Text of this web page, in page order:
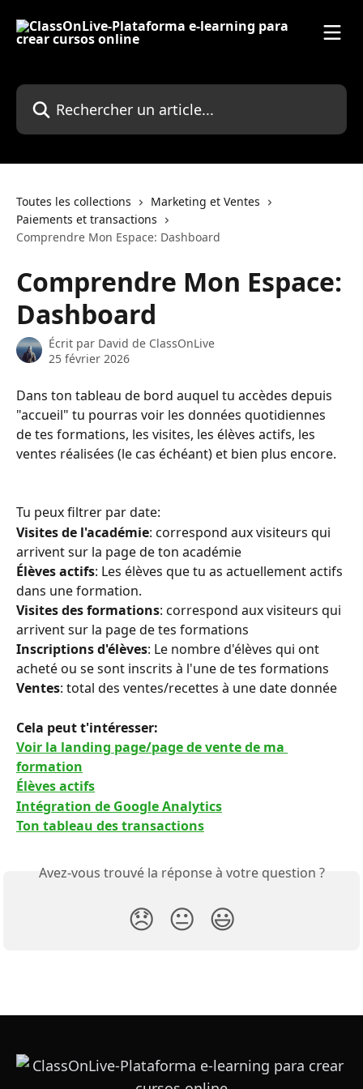
Rechercher un article...
Toutes les collections
Marketing et Ventes
Paiements et transactions
Comprendre Mon Espace: Dashboard
Comprendre Mon Espace:
Dashboard
Écrit par David de ClassOnLive
25 février 2026
Dans ton tableau de bord auquel tu accèdes depuis
"accueil" tu pourras voir les données quotidiennes
de tes formations, les visites, les élèves actifs, les
ventes réalisées (le cas échéant) et bien plus encore.
Tu peux filtrer par date:
Visites de l'académie: correspond aux visiteurs qui
arrivent sur la page de ton académie
Élèves actifs: Les élèves que tu as actuellement actifs
dans une formation.
Visites des formations: correspond aux visiteurs qui
arrivent sur la page de tes formations
Inscriptions d'élèves: Le nombre d'élèves qui ont
acheté ou se sont inscrits à l'une de tes formations
Ventes: total des ventes/recettes à une date donnée
Cela peut t'intéresser:
Voir la landing page/page de vente de ma
formation
Élèves actifs
Intégration de Google Analytics
Ton tableau des transactions
Avez-vous trouvé la réponse à votre question ?
😞 😐 😃